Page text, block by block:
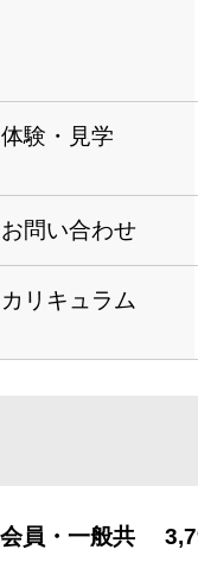
体験・見学
お問い合わせ
カリキュラム
会員・一般共